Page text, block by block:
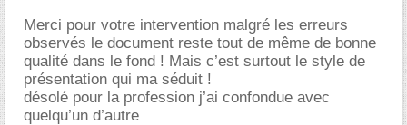
Merci pour votre intervention malgré les erreurs
observés le document reste tout de même de bonne
qualité dans le fond ! Mais c’est surtout le style de
présentation qui ma séduit !
désolé pour la profession j’ai confondue avec
quelqu’un d’autre